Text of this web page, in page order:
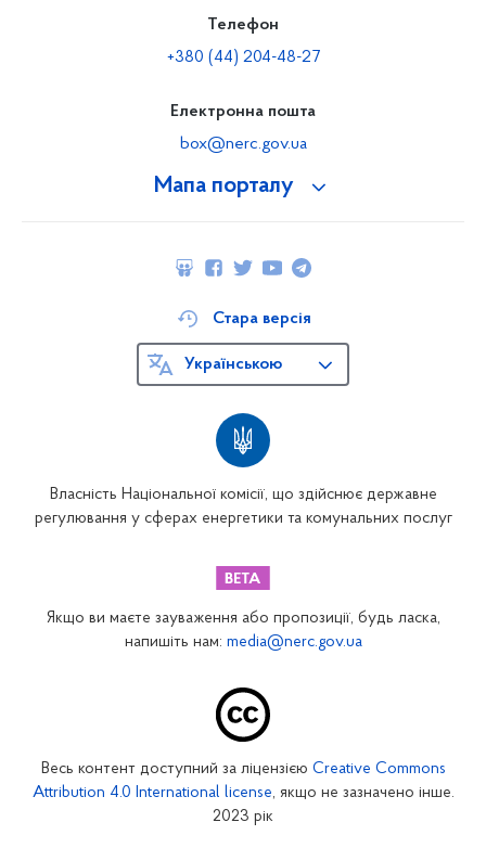
Мапа порталу
Телефон
+380 (44) 204-48-27
Електронна пошта
box@nerc.gov.ua
Власність Національної комісії, що здійснює державне
регулювання у сферах енергетики та комунальних послуг
Стара версія
Українською
Якщо ви маєте зауваження або пропозиції, будь ласка,
напишіть нам: media@nerc.gov.ua
Весь контент доступний за ліцензією Creative Commons
Attribution 4.0 International license, якщо не зазначено інше.
2023 рік